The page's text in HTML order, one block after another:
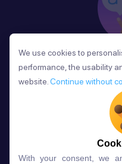
Sau mỗi bài học,
âm và ngữ pháp ngay
và tiến
We use cookies to
performance, the usability
website. Continue without
With your consent, we
We use cookies to
performance, the usability
website. Continue without
With your consent, we